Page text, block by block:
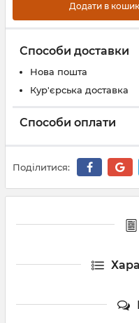
Додати в кошик
Способи доставки
Нова пошта
Кур'єрська доставка
Способи оплати
Поділитися: